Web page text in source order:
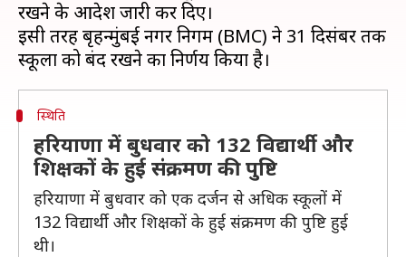
रखने के आदेश जारी कर दिए।
इसी तरह बृहन्मुंबई नगर निगम (BMC) ने 31 दिसंबर तक
स्थिति
हरियाणा में बुधवार को 132 विद्यार्थी और
शिक्षकों के हुई संक्रमण की पुष्टि
हरियाणा में बुधवार को एक दर्जन से अधिक स्कूलों में
132 विद्यार्थी और शिक्षकों के हुई संक्रमण की पुष्टि हुई
थी।